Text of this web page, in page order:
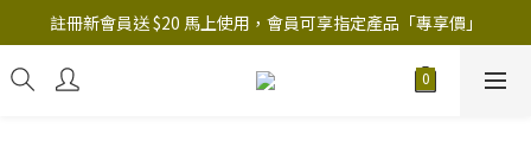
註冊新會員送 $20 馬上使用，會員可享指定產品「​專享價」
註冊新會員送 $20 馬上使用，會員可享指定產品「​專享價」
B.Y.O.B Mask Collection 任選優惠: 4件9折